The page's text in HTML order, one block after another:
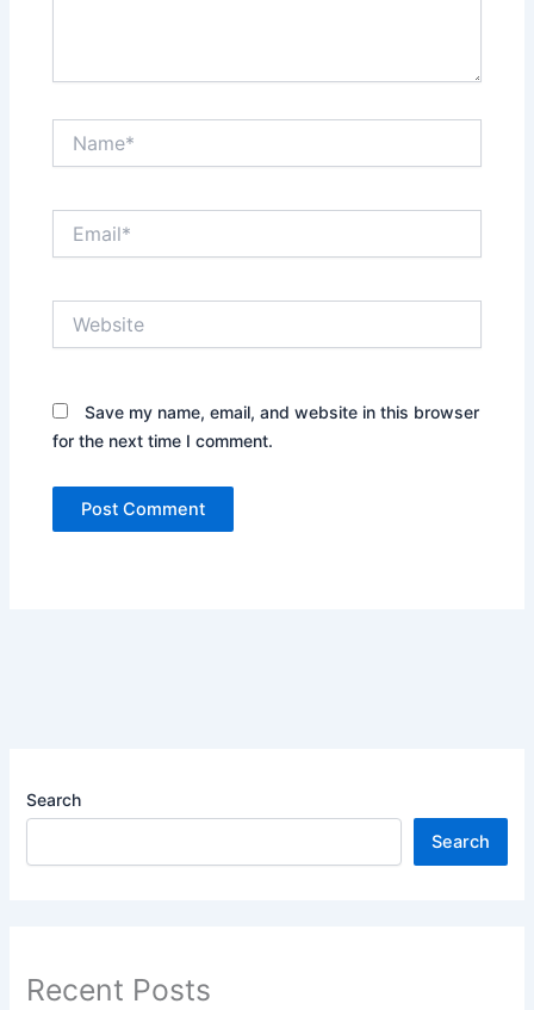
Save my name, email, and website in this browser
for the next time I comment.
Search
Search
Recent Posts